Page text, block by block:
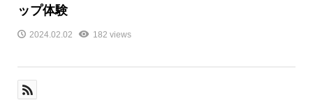
ップ体験
2024.02.02 182 views